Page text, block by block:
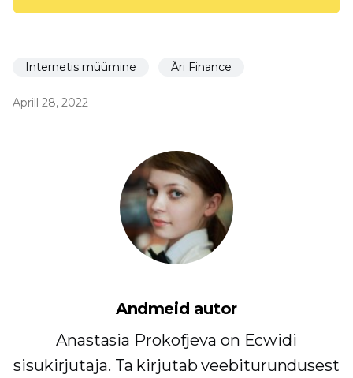
Internetis müümine Äri Finance
Aprill 28, 2022
Andmeid autor
Anastasia Prokofjeva on Ecwidi
sisukirjutaja. Ta kirjutab veebiturundusest